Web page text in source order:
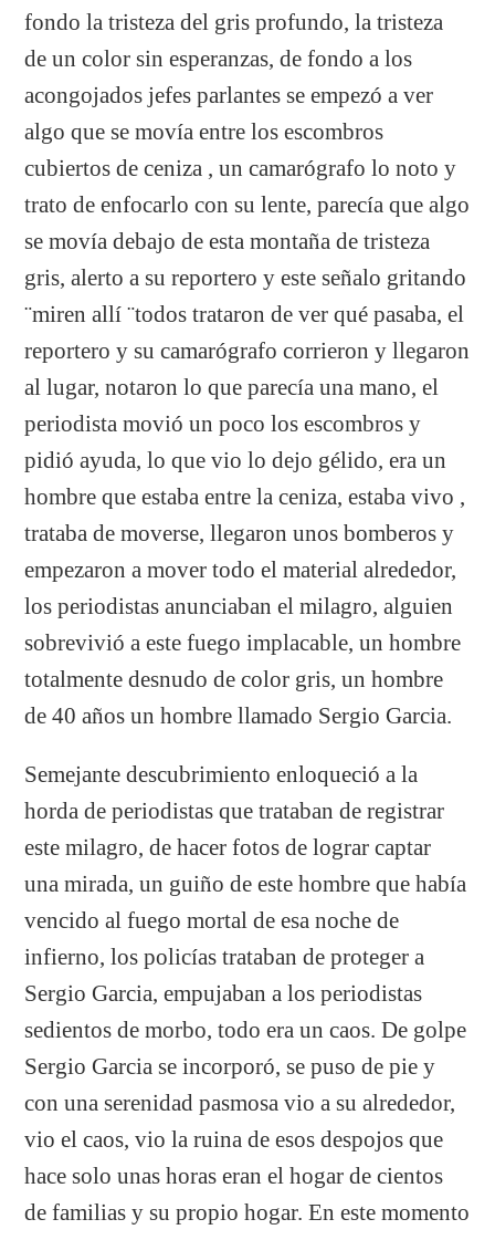
fondo la tristeza del gris profundo, la tristeza
de un color sin esperanzas, de fondo a los
acongojados jefes parlantes se empezó a ver
algo que se movía entre los escombros
cubiertos de ceniza , un camarógrafo lo noto y
trato de enfocarlo con su lente, parecía que algo
se movía debajo de esta montaña de tristeza
gris, alerto a su reportero y este señalo gritando
¨miren allí ¨todos trataron de ver qué pasaba, el
reportero y su camarógrafo corrieron y llegaron
al lugar, notaron lo que parecía una mano, el
periodista movió un poco los escombros y
pidió ayuda, lo que vio lo dejo gélido, era un
hombre que estaba entre la ceniza, estaba vivo ,
trataba de moverse, llegaron unos bomberos y
empezaron a mover todo el material alrededor,
los periodistas anunciaban el milagro, alguien
sobrevivió a este fuego implacable, un hombre
totalmente desnudo de color gris, un hombre
de 40 años un hombre llamado Sergio Garcia.
Semejante descubrimiento enloqueció a la
horda de periodistas que trataban de registrar
este milagro, de hacer fotos de lograr captar
una mirada, un guiño de este hombre que había
vencido al fuego mortal de esa noche de
infierno, los policías trataban de proteger a
Sergio Garcia, empujaban a los periodistas
sedientos de morbo, todo era un caos. De golpe
Sergio Garcia se incorporó, se puso de pie y
con una serenidad pasmosa vio a su alrededor,
vio el caos, vio la ruina de esos despojos que
hace solo unas horas eran el hogar de cientos
de familias y su propio hogar. En este momento